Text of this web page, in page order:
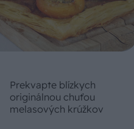
Prekvapte blízkych
originálnou chuťou
melasových krúžkov